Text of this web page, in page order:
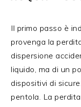
Il primo passo è
provenga la
dispersione
liquido, ma di un
dispositivi di
pentola. La